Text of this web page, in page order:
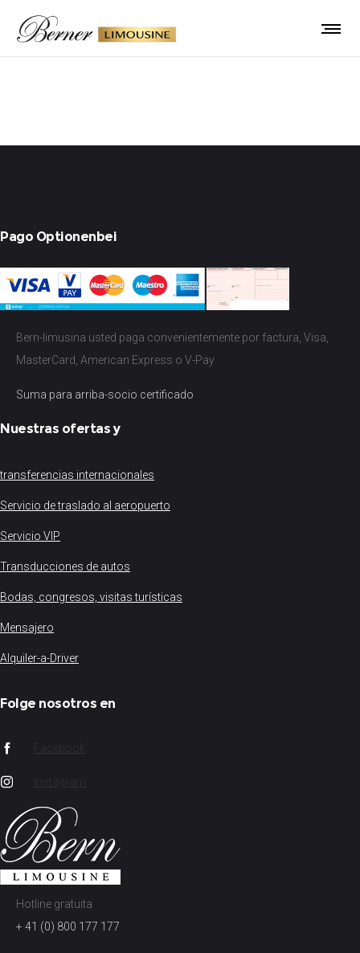
Pago Optionenbei
Bern-limusina usted paga convenientemente por factura, Visa,
MasterCard, American Express o V-Pay
Suma para arriba-socio certificado
Nuestras ofertas y
transferencias internacionales
Servicio de traslado al aeropuerto
Servicio VIP
Transducciones de autos
Bodas, congresos, visitas turísticas
Mensajero
Alquiler-a-Driver
Folge nosotros en
Facebook
Instagram
Hotline gratuita
+ 41 (0) 800 177 177